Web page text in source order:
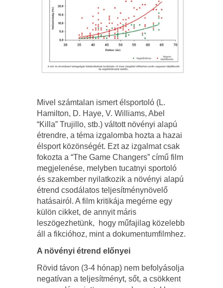
Mivel számtalan ismert élsportoló (L.
Hamilton, D. Haye, V. Williams, Abel
“Killa” Trujillo, stb.) váltott növényi alapú
étrendre, a téma izgalomba hozta a hazai
élsport közönségét. Ezt az izgalmat csak
fokozta a “The Game Changers” című film
megjelenése, melyben tucatnyi sportoló
és szakember nyilatkozik a növényi alapú
étrend csodálatos teljesítménynövelő
hatásairól. A film kritikája megérne egy
külön cikket, de annyit máris
leszögezhetünk, hogy műfajilag közelebb
áll a fikcióhoz, mint a dokumentumfilmhez.
A növényi étrend előnyei
Rövid távon (3-4 hónap) nem befolyásolja
negatívan a teljesítményt, sőt, a csökkent